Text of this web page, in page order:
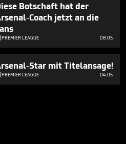
Botschaft hat der
Coach jetzt an die
PREMIER LEAGUE 08.05.
Star mit Titelansage!
PREMIER LEAGUE 04.05.